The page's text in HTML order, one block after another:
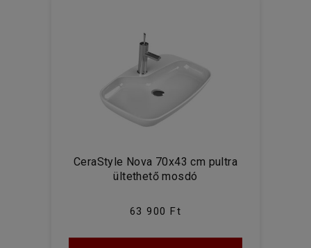
CeraStyle Nova 70x43 cm pultra
ültethető mosdó
63 900 Ft